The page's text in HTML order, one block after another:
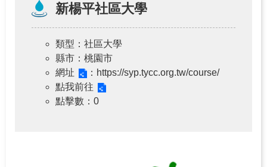
新楊平社區大學
類型 ：社區大學
縣市 ：桃園市
網址
：https://syp.tycc.org.tw/course/
點我前往
點擊數 ：0